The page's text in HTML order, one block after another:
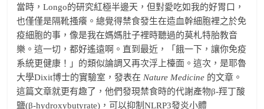
當時，Longo的研究紅極半邊天，但對愛吃如我的好胃口，
也僅僅是隔靴搔癢。總覺得禁食發生在造血幹細胞裡之於免
疫細胞的事，像是我在媽媽肚子裡時聽過的莫札特胎教音
樂。這一切，都好遙遠啊。直到最近，「餓一下，讓你免疫
系統更健康！」的類似論調又再次浮上檯面。這次，是耶魯
大學Dixit博士的實驗室，發表在 Nature Medicine 的文章。
這篇文章就更有趣了，他們發現禁食時的代謝產物β-羥丁酸
鹽(β-hydroxybutyrate)，可以抑制NLRP3發炎小體